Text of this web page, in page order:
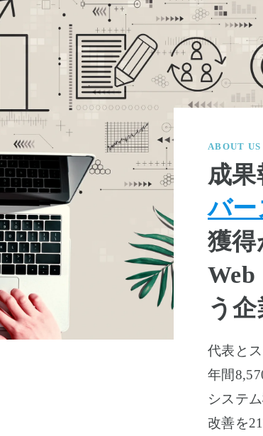
ABOUT US
成
バー
獲得
う企
代表と
年間
システ
改善を